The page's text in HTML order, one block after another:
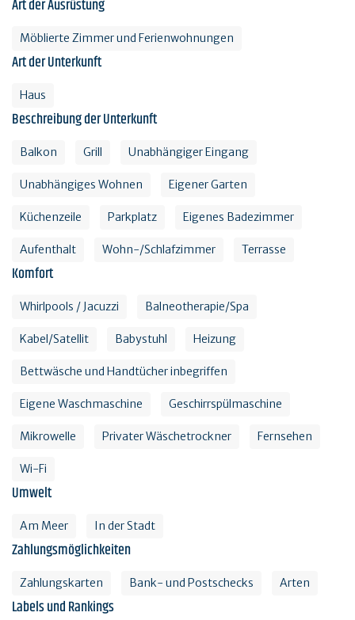
Art der Ausrüstung
Möblierte Zimmer und Ferienwohnungen
Art der Unterkunft
Haus
Beschreibung der Unterkunft
Balkon Grill Unabhängiger Eingang
Unabhängiges Wohnen Eigener Garten
Küchenzeile Parkplatz Eigenes Badezimmer
Aufenthalt Wohn-/Schlafzimmer Terrasse
Komfort
Whirlpools / Jacuzzi Balneotherapie/Spa
Kabel/Satellit Babystuhl Heizung
Bettwäsche und Handtücher inbegriffen
Eigene Waschmaschine Geschirrspülmaschine
Mikrowelle Privater Wäschetrockner Fernsehen
Wi-Fi
Umwelt
Am Meer In der Stadt
Zahlungsmöglichkeiten
Zahlungskarten Bank- und Postschecks Arten
Labels und Rankings